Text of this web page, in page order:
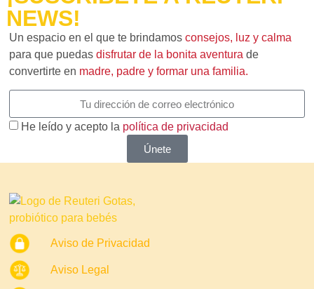
NEWS!
Un espacio en el que te brindamosconsejos, luz y calma
para que puedasdisfrutar de la bonita aventura de
convertirte en madre, padre y formar una familia.
He leído y acepto la política de privacidad
Únete
Aviso de Privacidad
Aviso Legal